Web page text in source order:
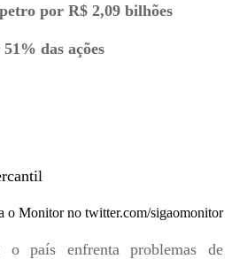
por R$ 2,09 bilhões
das ações
o Monitor no twitter.com/sigaomonitor
país enfrenta problemas de